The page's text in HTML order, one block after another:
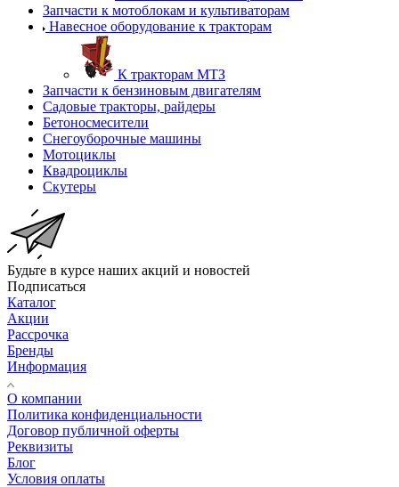
Запчасти к мотоблокам и культиваторам
Навесное оборудование к тракторам
К тракторам МТЗ
Запчасти к бензиновым двигателям
Садовые тракторы, райдеры
Бетоносмесители
Снегоуборочные машины
Мотоциклы
Квадроциклы
Скутеры
Будьте в курсе наших акций и новостей
Подписаться
Каталог
Акции
Рассрочка
Бренды
Информация
О компании
Политика конфиденциальности
Договор публичной оферты
Реквизиты
Блог
Условия оплаты